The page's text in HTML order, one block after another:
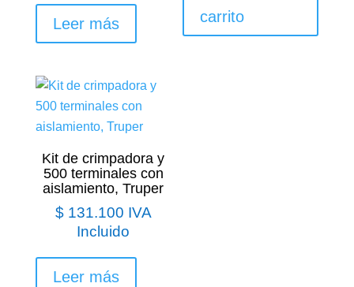
Leer más
carrito
Kit de crimpadora y
500 terminales con
aislamiento, Truper
$131.100 IVA
Incluido
Leer más